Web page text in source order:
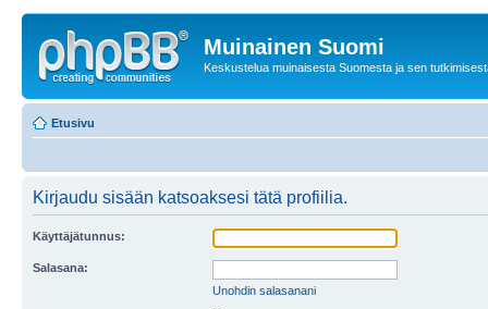
Muinainen Suomi
Keskustelua muinaisesta Suomesta ja sen
Etusivu
Kirjaudu sisään katsoaksesi tätä profiilia.
Käyttäjätunnus:
Salasana:
Unohdin salasanani